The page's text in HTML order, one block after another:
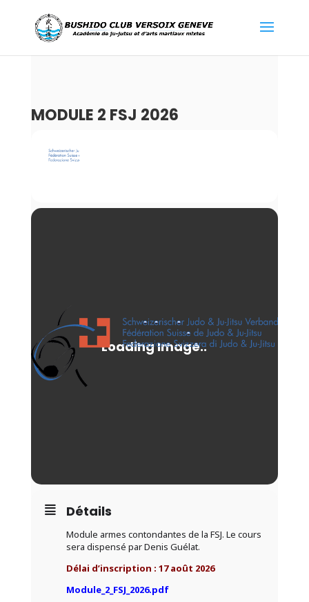
MODULE 2 FSJ 2026
29
Détails
Module armes contondantes de la FSJ. Le cours
sera dispensé par Denis Guélat.
Délai d’inscription : 17 août 2026
Module_2_FSJ_2026.pdf